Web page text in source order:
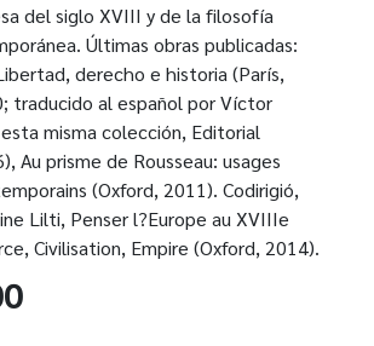
del siglo XVIII y de la filosofía
Últimas obras publicadas:
derecho e historia (París,
traducido al español por Víctor
misma colección, Editorial
Au prisme de Rousseau: usages
(Oxford, 2011). Codirigió,
Lilti, Penser l?Europe au XVIIIe
Civilisation, Empire (Oxford, 2014).